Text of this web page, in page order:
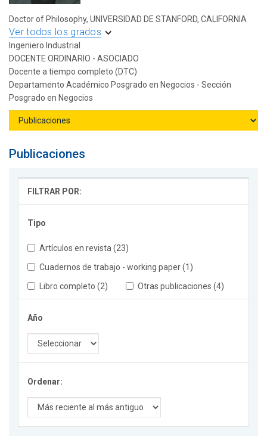
Doctor of Philosophy, UNIVERSIDAD DE STANFORD, CALIFORNIA
Ver todos los grados
Ingeniero Industrial
DOCENTE ORDINARIO - ASOCIADO
Docente a tiempo completo (DTC)
Departamento Académico Posgrado en Negocios - Sección
Posgrado en Negocios
Publicaciones
FILTRAR POR:
Tipo
Artículos en revista (23)
Cuadernos de trabajo - working paper (1)
Libro completo (2)
Otras publicaciones (4)
Año
Ordenar: